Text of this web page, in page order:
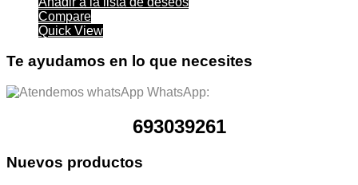
Compare
Quick View
Te ayudamos en lo que necesites
WhatsApp:
693039261
Nuevos productos